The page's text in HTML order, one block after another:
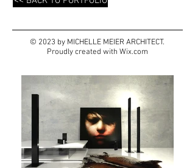
© 2023 by MICHELLE MEIER ARCHITECT.
Proudly created with Wix.com